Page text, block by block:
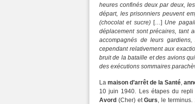
heures confinés deux par deux,
départ, les prisonniers peuvent
(chocolat et sucre)[…] Une
déplacement sont précaires, tant
accompagnés de leurs
cependant relativement aux
bruit de la bataille et des avions
des exécutions sommaires
La maison d’arrêt de la Santé,
10 juin 1940. Les étapes du
Avord (Cher) etGurs, le terminus.